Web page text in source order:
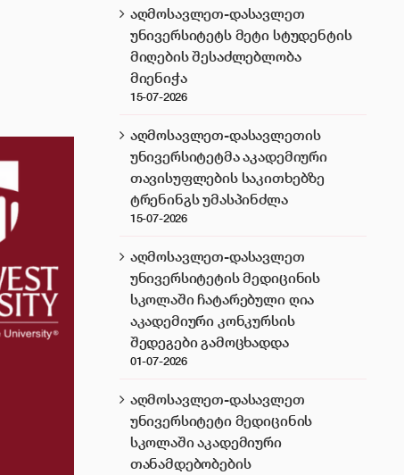
აღმოსავლეთ-დასავლეთ
უნივერსიტეტს მეტი სტუდენტის
მიღების შესაძლებლობა
მიენიჭა
15-07-2026
აღმოსავლეთ-დასავლეთის
უნივერსიტეტმა აკადემიური
თავისუფლების საკითხებზე
ტრენინგს უმასპინძლა
15-07-2026
აღმოსავლეთ-დასავლეთ
უნივერსიტეტის მედიცინის
სკოლაში ჩატარებული ღია
აკადემიური კონკურსის
შედეგები გამოცხადდა
01-07-2026
აღმოსავლეთ-დასავლეთ
უნივერსიტეტი მედიცინის
სკოლაში აკადემიური
თანამდებობების